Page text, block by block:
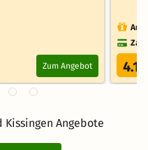
Zum Angebot 4.1
Angebote